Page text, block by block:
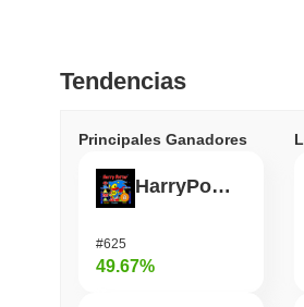
Tendencias
Principales Ganadores
HarryPotterObamaSonic10Inu (ETH)
#625
49.67%